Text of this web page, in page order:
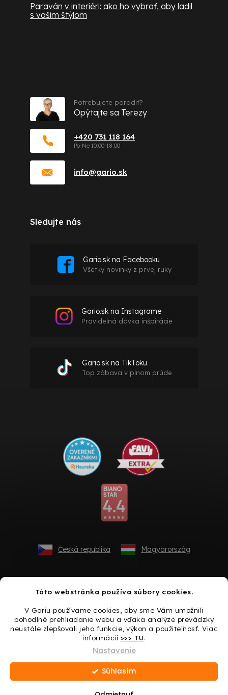
Táto webstránka používa súbory cookies.
V Gariu používame cookies, aby sme Vám umožnili
pohodlné prehliadanie webu a vďaka analýze prevádzky
neustále zlepšovali jeho funkcie, výkon a použiteľnosť. Viac
informácií >>> TU.
Nastavenie
Súhlasím
Paraván v interiéri: ako ho vybrať, aby ladil
s vašim štýlom
info@gario.sk
+420 731 118 164
Potrebujete poradiť?
Opýtajte sa Terezy
Sledujte nás
Gario.sk na Facebooku
Všetky novinky z prvej ruky
Gario.sk na Instagrame
Pravidelná dávka inšpirácie
Gario.sk na TikToku
Top zábava v plnom prúde
Česká republika Magyarország
Vytvoril Shoptet
Copyright 2026Gario.sk. Všetky práva vyhradené.Upraviť
nastavenie cookies